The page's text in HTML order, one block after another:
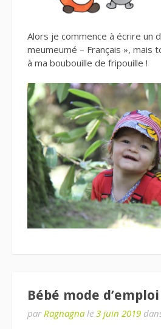
Alors je commence à écrire un
meumeumé – Français », mais
à ma boubouille de fripouille !
Bébé mode d’emploi
par Ragnagna le 3 juin 2019